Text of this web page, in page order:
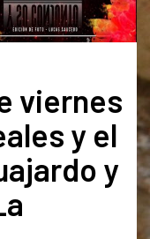
viernes
y el
y